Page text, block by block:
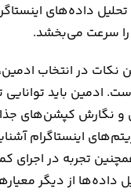
تحلیل داده‌های
سرعت می‌بخشد.
نکات در انتخاب
ادمین باید توانایی
و نگارش کپشن‌های
اینستاگرام
تجربه در اجرای
داده‌ها از دیگر